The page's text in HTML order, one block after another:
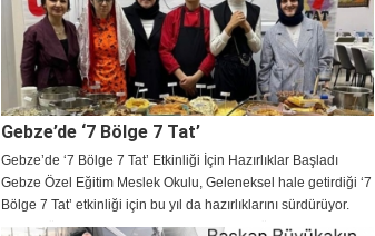
Gebze’de ‘7 Bölge 7 Tat’
Gebze’de ‘7 Bölge 7 Tat’ Etkinliği İçin Hazırlıklar Başladı
Gebze Özel Eğitim Meslek Okulu, Geleneksel hale getirdiği ‘7
Bölge 7 Tat’ etkinliği için bu yıl da hazırlıklarını sürdürüyor.
Etkinlik öncesinde okul yetkilisiyle kısa bir röportaj